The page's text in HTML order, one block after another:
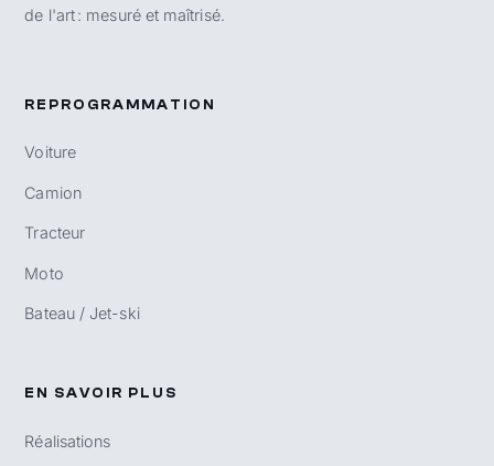
de l'art : mesuré et maîtrisé.
REPROGRAMMATION
Voiture
Camion
Tracteur
Moto
Bateau / Jet-ski
EN SAVOIR PLUS
Réalisations